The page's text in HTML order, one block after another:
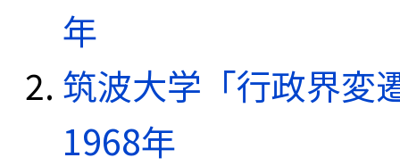
年
筑波大学「行政界変
1968年